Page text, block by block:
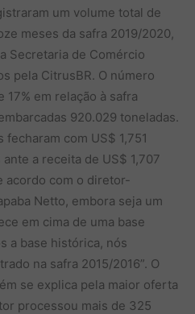
um volume total de
meses da safra 2019/2020,
Secretaria de Comércio
pela CitrusBR. O número
em relação à safra
920.029 toneladas.
com US$ 1,751
a receita de US$ 1,707
acordo com o diretor-
Netto, embora seja um
em cima de uma base
a base histórica, nós
na safra 2015/2016”. O
se explica pela maior oferta
processou mais de 325